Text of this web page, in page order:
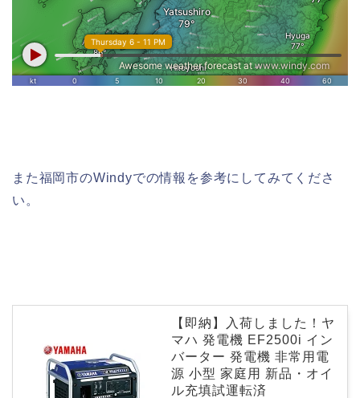
また福岡市のWindyでの情報を参考にしてみてくださ
い。
【即納】入荷しました！ヤ
マハ 発電機 EF2500i イン
バーター 発電機 非常用電
源 小型 家庭用 新品・オイ
ル充填試運転済